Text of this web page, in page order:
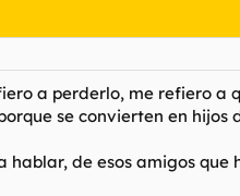
a perderlo, me refiero a
se convierten en hijos
hablar, de esos amigos